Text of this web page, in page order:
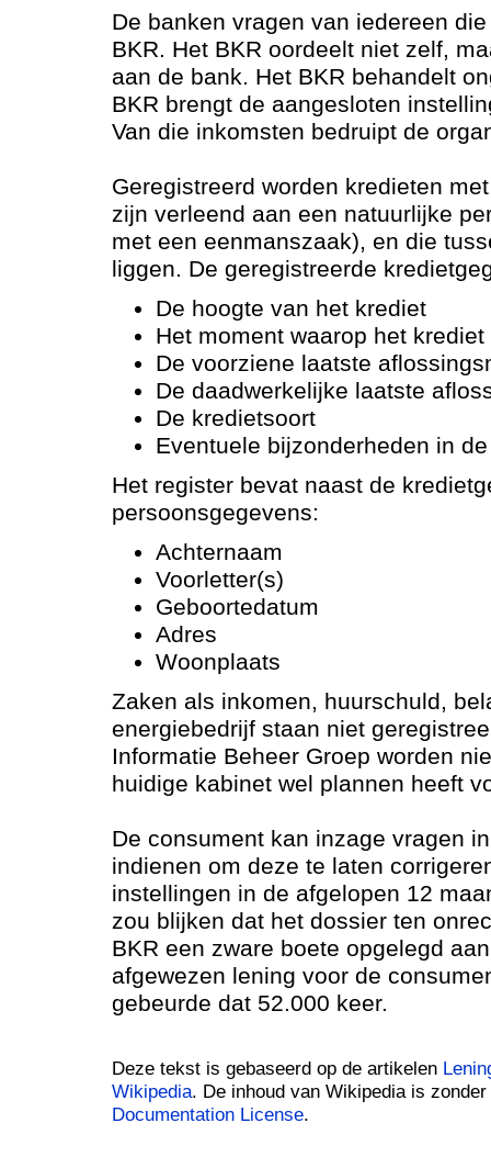
De banken vragen van iedereen
BKR. Het BKR oordeelt niet zelf,
aan de bank. Het BKR behandelt
BKR brengt de aangesloten
Van die inkomsten bedruipt de
Geregistreerd worden kredieten
zijn verleend aan een natuurlijke
met een eenmanszaak), en die
liggen. De geregistreerde
De hoogte van het krediet
Het moment waarop het
De voorziene laatste
De daadwerkelijke laatste
De kredietsoort
Eventuele bijzonderheden in
Het register bevat naast de
persoonsgegevens:
Achternaam
Voorletter(s)
Geboortedatum
Adres
Woonplaats
Zaken als inkomen, huurschuld,
energiebedrijf staan niet
Informatie Beheer Groep worden
huidige kabinet wel plannen heeft
De consument kan inzage vragen
indienen om deze te laten
instellingen in de afgelopen 12
zou blijken dat het dossier ten
BKR een zware boete opgelegd
afgewezen lening voor de
gebeurde dat 52.000 keer.
Deze tekst is gebaseerd op de artikelen
Wikipedia. De inhoud van Wikipedia is
Documentation License.